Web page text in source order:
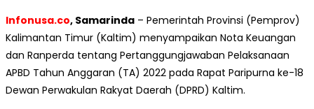
Infonusa.co, Samarinda – Pemerintah Provinsi (Pemprov)
Kalimantan Timur (Kaltim) menyampaikan Nota Keuangan
dan Ranperda tentang Pertanggungjawaban Pelaksanaan
APBD Tahun Anggaran (TA) 2022 pada Rapat Paripurna ke-18
Dewan Perwakulan Rakyat Daerah (DPRD) Kaltim.